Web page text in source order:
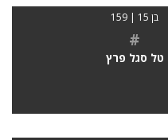
בן 15 | 159
#
טל סגל פרץ